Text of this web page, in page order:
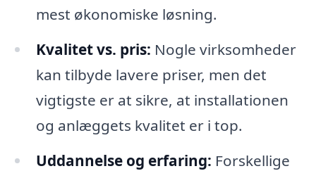
mest økonomiske løsning.
Kvalitet vs. pris: Nogle virksomheder
kan tilbyde lavere priser, men det
vigtigste er at sikre, at installationen
og anlæggets kvalitet er i top.
Uddannelse og erfaring: Forskellige